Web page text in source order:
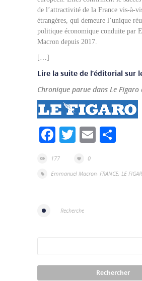
de l’attractivité de la France vis-à-
étrangères, qui demeure l’unique
politique économique conduite par
Macron depuis 2017.
[…]
Lire la suite de l’éditorial sur
Chronique parue dans Le
Facebook
TwitterEmail
177
0
Emmanuel Macron, FRANCE, LE
Recherche